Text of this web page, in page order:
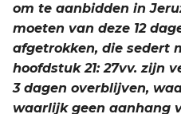
om te aanbidden in
moeten van deze 12
afgetrokken, die sedert
hoofdstuk 21: 27vv. zijn
3 dagen overblijven,
waarlijk geen aanhang